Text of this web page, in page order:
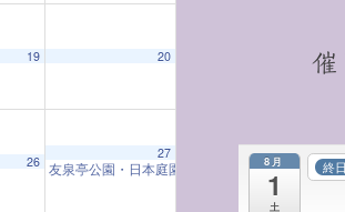
19 20
26
27
友泉亭公園・日本庭園の茶室で学ぶ子ども将棋
催
8月
1
土
終日